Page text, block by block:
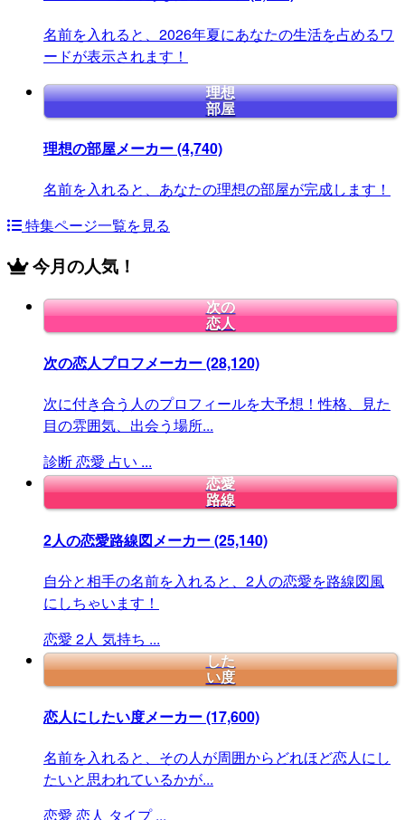
名前を入れると、2026年夏にあなたの生活を占めるワ
ードが表示されます！
理想
部屋
理想の部屋メーカー(4,740)
名前を入れると、あなたの理想の部屋が完成します！
特集ページ一覧を見る
今月の人気！
次の
恋人
次の恋人プロフメーカー(28,120)
次に付き合う人のプロフィールを大予想！性格、見た
目の雰囲気、出会う場所...
診断恋愛 占い ...
恋愛
路線
2人の恋愛路線図メーカー(25,140)
自分と相手の名前を入れると、2人の恋愛を路線図風
にしちゃいます！
恋愛 2人 気持ち ...
した
い度
恋人にしたい度メーカー(17,600)
名前を入れると、その人が周囲からどれほど恋人にし
たいと思われているかが...
恋愛 恋人 タイプ ...